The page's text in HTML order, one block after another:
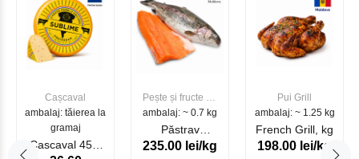
Cașcaval
ambalaj: tăierea la
gramaj
Cascaval 45%
Pește și fructe de
mare
ambalaj: ~ 0.7 kg
Păstrav
Somonat
235.00 lei/kg
Pui Grill
ambalaj: ~ 1.25 kg
French Grill, kg
198.00 lei/kg